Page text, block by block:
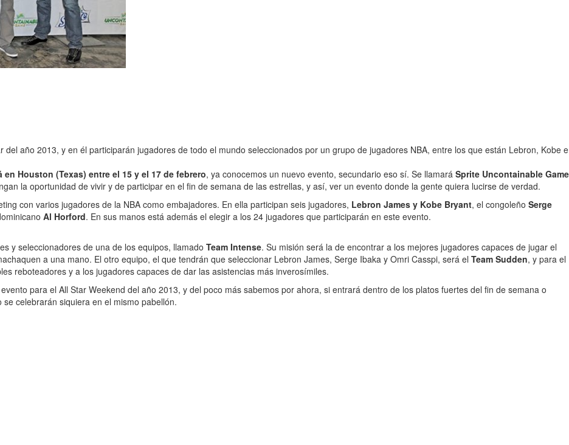
año 2013, y en él participarán jugadores de todo el mundo seleccionados por un grupo de jugadores NBA, entre los que están Lebron, Kobe e
en Houston (Texas) entre el 15 y el 17 de febrero, ya conocemos un nuevo evento, secundario eso sí. Se llamará Sprite Uncontainable Game
la oportunidad de vivir y de participar en el fin de semana de las estrellas, y así, ver un evento donde la gente quiera lucirse de verdad.
con varios jugadores de la NBA como embajadores. En ella participan seis jugadores, Lebron James y Kobe Bryant, el congoleño Serge
Al Horford. En sus manos está además el elegir a los 24 jugadores que participarán en este evento.
y seleccionadores de una de los equipos, llamado Team Intense. Su misión será la de encontrar a los mejores jugadores capaces de jugar el
a una mano. El otro equipo, el que tendrán que seleccionar Lebron James, Serge Ibaka y Omri Casspi, será el Team Sudden, y para el
reboteadores y a los jugadores capaces de dar las asistencias más inverosímiles.
para el All Star Weekend del año 2013, y del poco más sabemos por ahora, si entrará dentro de los platos fuertes del fin de semana o
celebrarán siquiera en el mismo pabellón.